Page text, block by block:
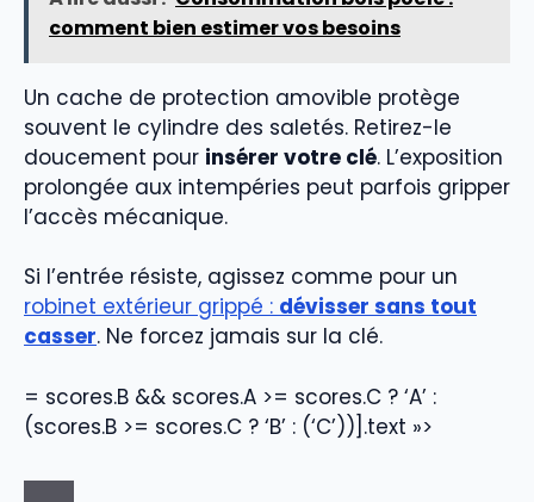
comment bien estimer vos besoins
Un cache de protection amovible protège
souvent le cylindre des saletés. Retirez-le
doucement pour insérer votre clé. L’exposition
prolongée aux intempéries peut parfois gripper
l’accès mécanique.
Si l’entrée résiste, agissez comme pour un
robinet extérieur grippé : dévisser sans tout
casser. Ne forcez jamais sur la clé.
= scores.B && scores.A >= scores.C ? ‘A’ :
(scores.B >= scores.C ? ‘B’ : (‘C’))].text »>